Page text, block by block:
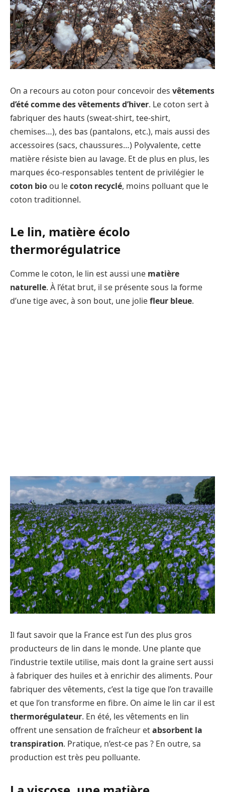
On a recours au coton pour concevoir des vêtements
d’été comme des vêtements d’hiver. Le coton sert à
fabriquer des hauts (sweat-shirt, tee-shirt,
chemises…), des bas (pantalons, etc.), mais aussi des
accessoires (sacs, chaussures…) Polyvalente, cette
matière résiste bien au lavage. Et de plus en plus, les
marques éco-responsables tentent de privilégier le
coton bio ou lecoton recyclé, moins polluant que le
coton traditionnel.
Le lin, matière écolo
thermorégulatrice
Comme le coton, le lin est aussi une matière
naturelle. À l’état brut, il se présente sous la forme
d’une tige avec, à son bout, une joliefleur bleue.
Il faut savoir que la France est l’un des plus gros
producteurs de lin dans le monde. Une plante que
l’industrie textile utilise, mais dont la graine sert aussi
à fabriquer des huiles et à enrichir des aliments. Pour
fabriquer des vêtements, c’est la tige que l’on travaille
et que l’on transforme en fibre. On aime le lin car il est
thermorégulateur. En été, les vêtements en lin
offrent une sensation de fraîcheur etabsorbent la
transpiration. Pratique, n’est-ce pas ? En outre, sa
production est très peu polluante.